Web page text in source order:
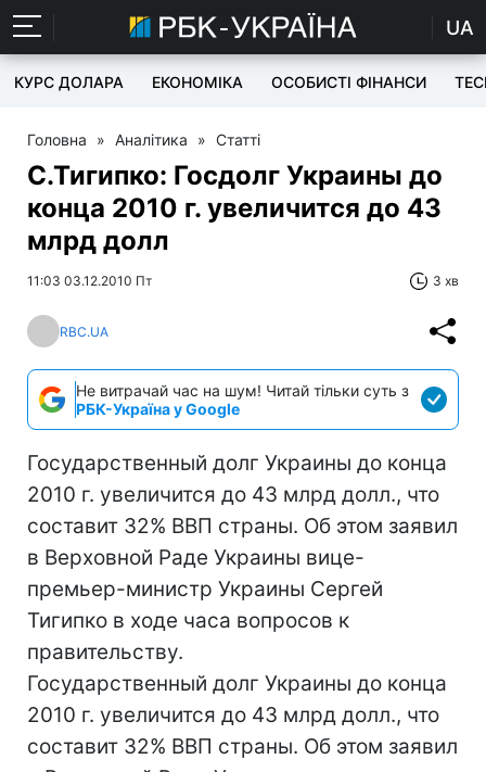
UA
КУРС ДОЛАРА ЕКОНОМІКА ОСОБИСТІ ФІНАНСИ
Головна » Аналітика » Статті
С.Тигипко: Госдолг Украины до
конца 2010 г. увеличится до 43
млрд долл
11:03 03.12.2010 Пт 3 хв
RBC.UA
Не витрачай час на шум! Читай тільки суть з
РБК-Україна у Google
Государственный долг Украины до конца
2010 г. увеличится до 43 млрд долл., что
составит 32% ВВП страны. Об этом заявил
в Верховной Раде Украины вице-
премьер-министр Украины Сергей
Тигипко в ходе часа вопросов к
правительству.
Государственный долг Украины до конца
2010 г. увеличится до 43 млрд долл., что
составит 32% ВВП страны. Об этом заявил